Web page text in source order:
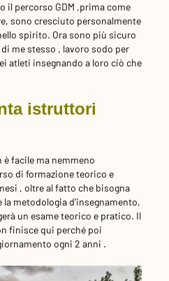
il percorso GDM ,prima come
sono cresciuto personalmente
spirito. Ora sono più sicuro
me stesso , lavoro sodo per
atleti insegnando a loro ciò che
istruttori
facile ma nemmeno
di formazione teorico e
, oltre al fatto che bisogna
metodologia d’insegnamento,
un esame teorico e pratico. Il
finisce qui perché poi
ogni 2 anni .